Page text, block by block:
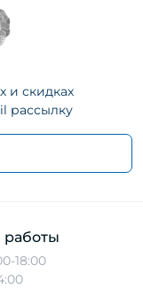
и скидках
рассылку
18:00